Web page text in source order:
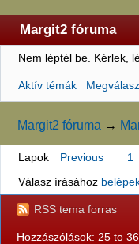
Margit2 fóruma
Kezdőlap
Felhasználólista
Szabályzat
Keresés
Regisztráció
Belépés
Nem léptél be. Kérlek,
Aktív témák
Margit2 fóruma →
Lapok Previous 1
Válasz írásához
RSS tema forras
Hozzászólások: 25 to